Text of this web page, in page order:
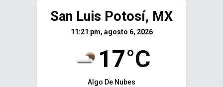
San Luis Potosí, MX
11:21 pm, agosto 6, 2026
17°C
Algo De Nubes